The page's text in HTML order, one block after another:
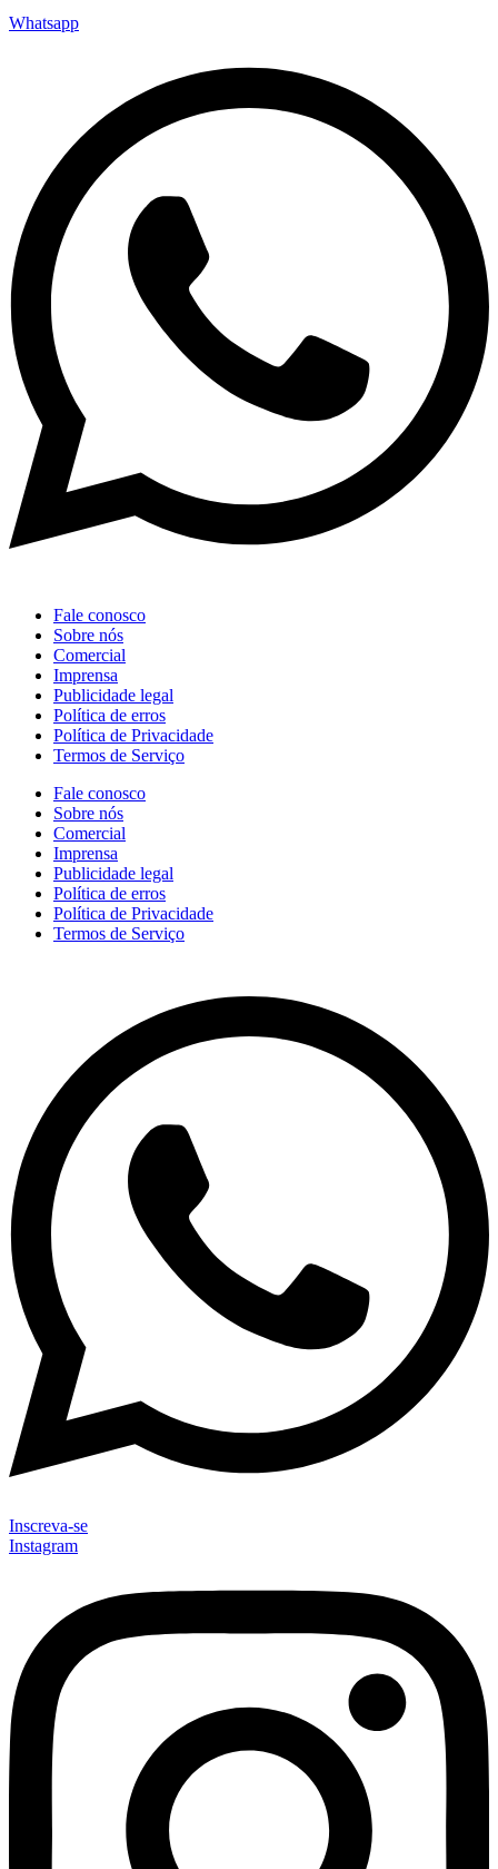
Whatsapp
Fale conosco
Sobre nós
Comercial
Imprensa
Publicidade legal
Política de erros
Política de Privacidade
Termos de Serviço
Fale conosco
Sobre nós
Comercial
Imprensa
Publicidade legal
Política de erros
Política de Privacidade
Termos de Serviço
Inscreva-se
Instagram